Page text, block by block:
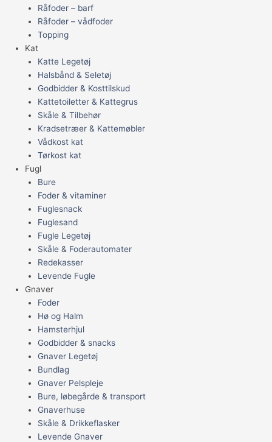
Råfoder – barf
Råfoder – vådfoder
Topping
Kat
Katte Legetøj
Halsbånd & Seletøj
Godbidder & Kosttilskud
Kattetoiletter & Kattegrus
Skåle & Tilbehør
Kradsetræer & Kattemøbler
Vådkost kat
Tørkost kat
Fugl
Bure
Foder & vitaminer
Fuglesnack
Fuglesand
Fugle Legetøj
Skåle & Foderautomater
Redekasser
Levende Fugle
Gnaver
Foder
Hø og Halm
Hamsterhjul
Godbidder & snacks
Gnaver Legetøj
Bundlag
Gnaver Pelspleje
Bure, løbegårde & transport
Gnaverhuse
Skåle & Drikkeflasker
Levende Gnaver